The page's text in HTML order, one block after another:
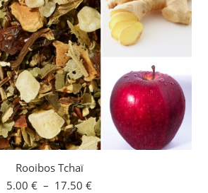
Rooibos Tchaï
5.00 € – 17.50 €Plage